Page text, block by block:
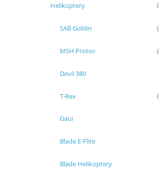
Helikoptery
SAB Goblin
MSH Protos
Devil 380
T-Rex
Gaui
Blade E-Flite
Blade Helikoptery